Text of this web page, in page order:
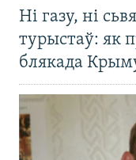
Ні газу, ні
турыстаў: як
блякада